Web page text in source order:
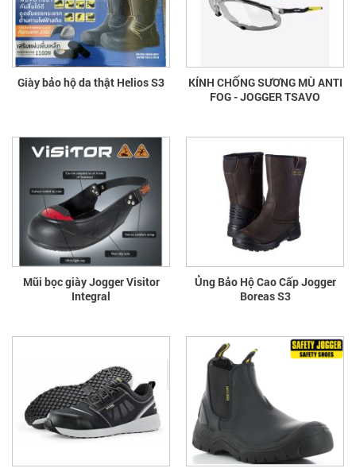
Giày bảo hộ da thật Helios S3
KÍNH CHỐNG SƯƠNG MÙ ANTI
FOG - JOGGER TSAVO
Mũi bọc giày Jogger Visitor
Integral
Ủng Bảo Hộ Cao Cấp Jogger
Boreas S3